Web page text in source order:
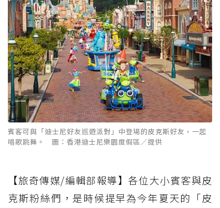
賓客可與「迪士尼好友巡遊派對」中登場的皮克斯好友，一起
唱歌跳舞。 圖：香港迪士尼樂園度假區／提供
【旅奇傳媒/編輯部報導】各位大小賓客與皮
克斯粉絲們，是時候提早為今年夏天的「皮